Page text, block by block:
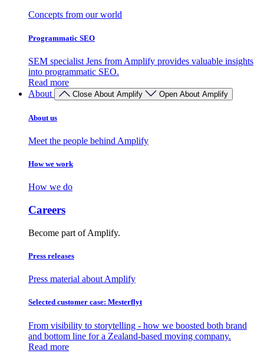
Concepts from our world
Programmatic SEO
SEM specialist Jens from Amplify provides valuable insights
into programmatic SEO.
Read more
About
Close About Amplify Open About Amplify
About us
Meet the people behind Amplify
How we work
How we do
Careers
Become part of Amplify.
Press releases
Press material about Amplify
Selected customer case: Mesterflyt
From visibility to storytelling - how we boosted both brand
and bottom line for a Zealand-based moving company.
Read more